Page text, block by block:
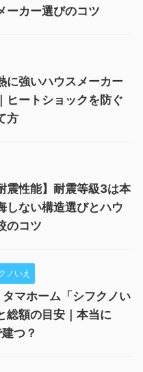
ーカー選びのコツ
に強いハウスメーカー
ヒートショックを防ぐ
方
震性能】耐震等級3は本
しない構造選びとハウ
のコツ
ノいえ
タマホーム「シフクノい
総額の目安｜本当に
つ？